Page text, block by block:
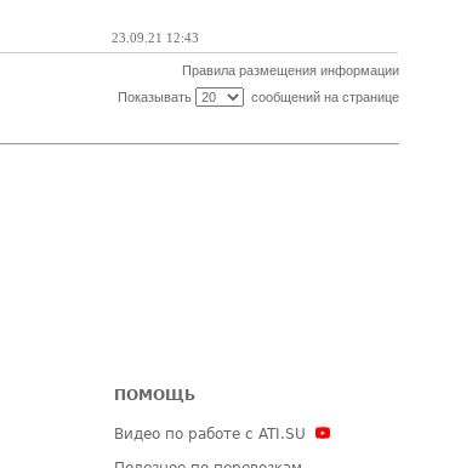
23.09.21 12:43
Правила размещения информации
Показывать
сообщений на странице
ПОМОЩЬ
Видео по работе с ATI.SU